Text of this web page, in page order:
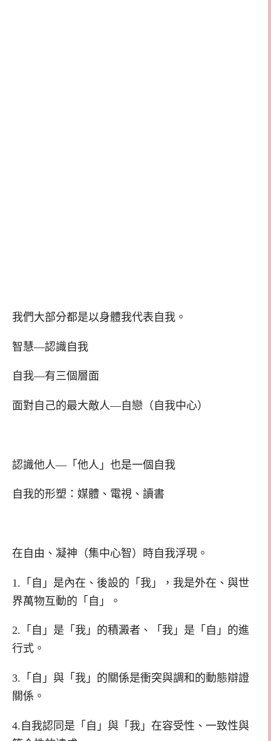
我們大部分都是以身體我代表自我。
智慧—認識自我
自我—有三個層面
面對自己的最大敵人—自戀（自我中心）
認識他人—「他人」也是一個自我
自我的形塑：媒體、電視、讀書
在自由、凝神（集中心智）時自我浮現。
1.「自」是內在、後設的「我」，我是外在、與世
界萬物互動的「自」。
2.「自」是「我」的積澱者、「我」是「自」的進
行式。
3.「自」與「我」的關係是衝突與調和的動態辯證
關係。
4.自我認同是「自」與「我」在容受性、一致性與